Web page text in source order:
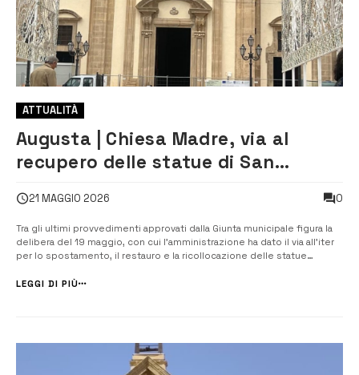
ATTUALITÀ
Augusta | Chiesa Madre, via al
recupero delle statue di San
21 MAGGIO 2026 0
Tra gli ultimi provvedimenti approvati dalla Giunta municipale figura la
delibera del 19 maggio, con cui l’amministrazione ha dato il via all’iter
per lo spostamento, il restauro e la ricollocazione delle statue
simboli del prospetto della Chiesa Madre. Le due statue erano
LEGGI DI PIÙ